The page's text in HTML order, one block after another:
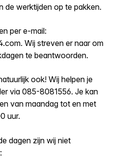
de werktijden op te pakken.
per e-mail:
. Wij streven er naar om
te beantwoorden.
ook! Wij helpen je
via 085-8081556. Je kan
van maandag tot en met
uur.
dagen zijn wij niet